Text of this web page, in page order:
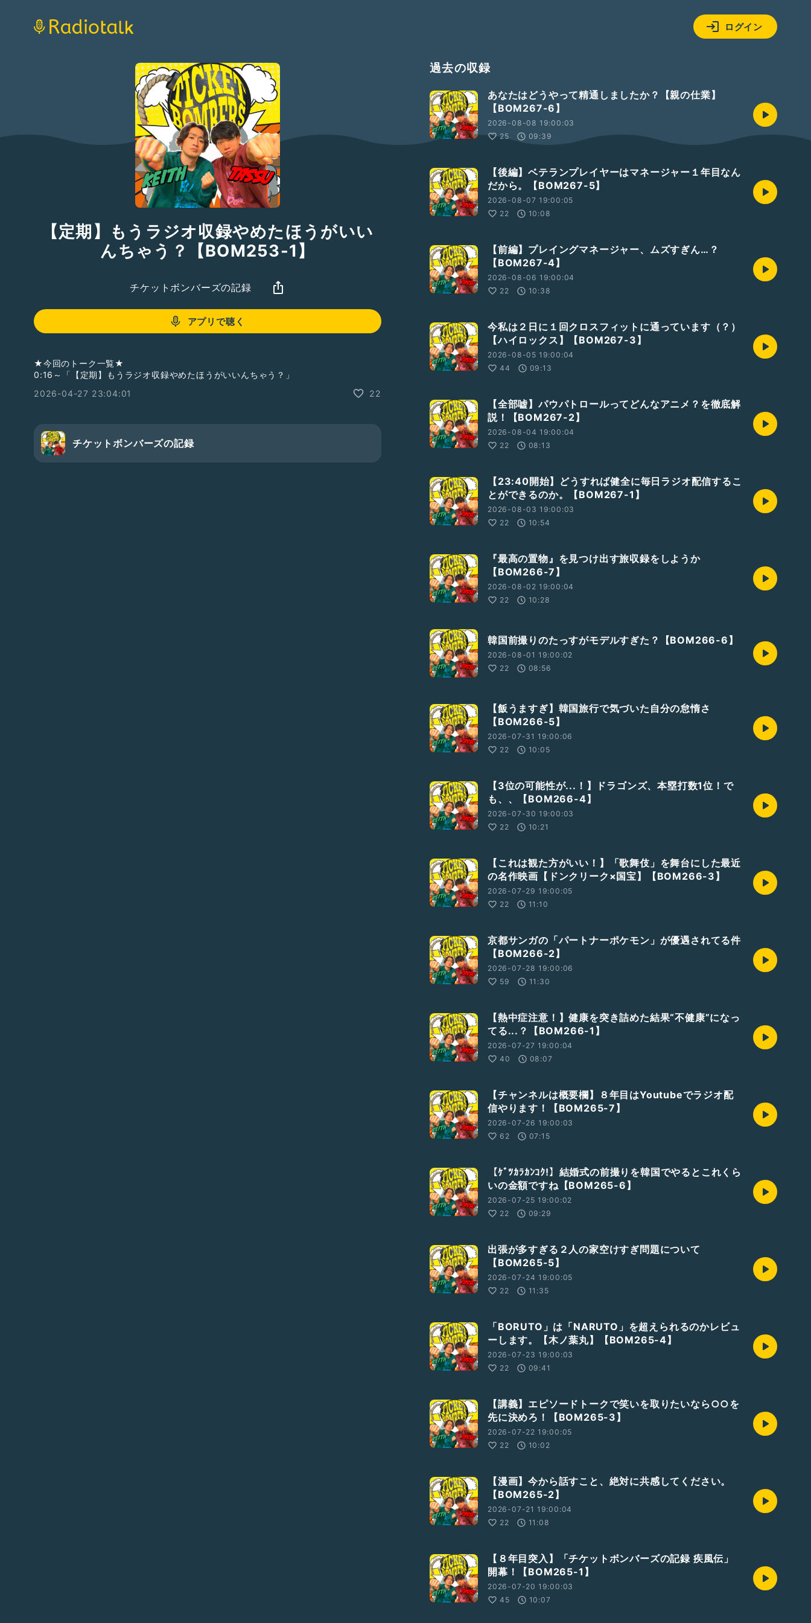
ログイン
【定期】もうラジオ収録やめたほうがいい
んちゃう？【BOM253-1】
チケットボンバーズの記録
アプリで聴く
★今回のトーク一覧★
0:16～「【定期】もうラジオ収録やめたほうがいいんちゃう？」
2026-04-27 23:04:01
22
チケットボンバーズの記録
過去の収録
あなたはどうやって精通しましたか？【親の仕業】
【BOM267-6】
2026-08-08 19:00:03
25
09:39
【後編】ベテランプレイヤーはマネージャー１年目なん
だから。【BOM267-5】
2026-08-07 19:00:05
22
10:08
【前編】プレイングマネージャー、ムズすぎん…？
【BOM267-4】
2026-08-06 19:00:04
22
10:38
今私は２日に１回クロスフィットに通っています（？）
【ハイロックス】【BOM267-3】
2026-08-05 19:00:04
44
09:13
【全部嘘】パウパトロールってどんなアニメ？を徹底解
説！【BOM267-2】
2026-08-04 19:00:04
22
08:13
【23:40開始】どうすれば健全に毎日ラジオ配信するこ
とができるのか。【BOM267-1】
2026-08-03 19:00:03
22
10:54
『最高の置物』を見つけ出す旅収録をしようか
【BOM266-7】
2026-08-02 19:00:04
22
10:28
韓国前撮りのたっすがモデルすぎた？【BOM266-6】
2026-08-01 19:00:02
22
08:56
【飯うますぎ】韓国旅行で気づいた自分の怠惰さ
【BOM266-5】
2026-07-31 19:00:06
22
10:05
【3位の可能性が...！】ドラゴンズ、本塁打数1位！で
も、、【BOM266-4】
2026-07-30 19:00:03
22
10:21
【これは観た方がいい！】「歌舞伎」を舞台にした最近
の名作映画【ドンクリーク×国宝】【BOM266-3】
2026-07-29 19:00:05
22
11:10
京都サンガの「パートナーポケモン」が優遇されてる件
【BOM266-2】
2026-07-28 19:00:06
59
11:30
【熱中症注意！】健康を突き詰めた結果“不健康”になっ
てる...？【BOM266-1】
2026-07-27 19:00:04
40
08:07
【チャンネルは概要欄】８年目はYoutubeでラジオ配
信やります！【BOM265-7】
2026-07-26 19:00:03
62
07:15
【ｹﾞﾂｶﾗｶﾝｺｸ!】結婚式の前撮りを韓国でやるとこれくら
いの金額ですね【BOM265-6】
2026-07-25 19:00:02
22
09:29
出張が多すぎる２人の家空けすぎ問題について
【BOM265-5】
2026-07-24 19:00:05
22
11:35
「BORUTO」は「NARUTO」を超えられるのかレビュ
ーします。【木ノ葉丸】【BOM265-4】
2026-07-23 19:00:03
22
09:41
【講義】エピソードトークで笑いを取りたいなら○○を
先に決めろ！【BOM265-3】
2026-07-22 19:00:05
22
10:02
【漫画】今から話すこと、絶対に共感してください。
【BOM265-2】
2026-07-21 19:00:04
22
11:08
【８年目突入】「チケットボンバーズの記録 疾風伝」
開幕！【BOM265-1】
2026-07-20 19:00:03
45
10:07